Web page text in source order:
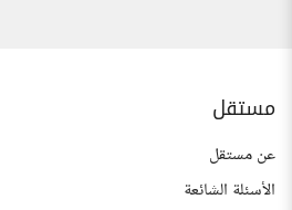
مستقل
عن مستقل
الأسئلة الشائعة